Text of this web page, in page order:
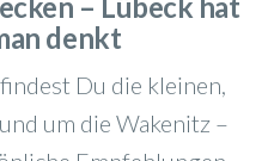
denkt
findest Du die kleinen,
um die Wakenitz –